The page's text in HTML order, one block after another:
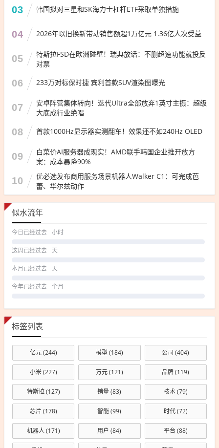
03 韩国拟对三星和SK海力士杠杆ETF采取单独措施
04 2026年以旧换新带动销售额超1万亿元 1.36亿人次受益
05
特斯拉FSD在欧洲碰壁！瑞典放话：不删超速功能就投反
对票
06 233万对标保时捷 宾利首款SUV渲染图曝光
07
安卓阵营集体转向！迭代Ultra全部放弃1英寸主摄：超级
大底成行业绝唱
08 首款1000Hz显示器实测翻车！效果还不如240Hz OLED
09
白菜价AI服务器成现实！AMD联手韩国企业推开放方
案：成本暴降90%
10
优必选发布商用服务场景机器人Walker C1：可完成芭
蕾、华尔兹动作
似水流年
今日已经过去 小时
这周已经过去 天
本月已经过去 天
今年已经过去 个月
标签列表
亿元(244) 模型(184) 公司 (404)
小米(227) 万元(121) 品牌(119)
特斯拉(127) 销量(83) 技术(79)
芯片 (178) 智能(99) 时代(72)
机器人(171) 用户 (84) 平台 (88)